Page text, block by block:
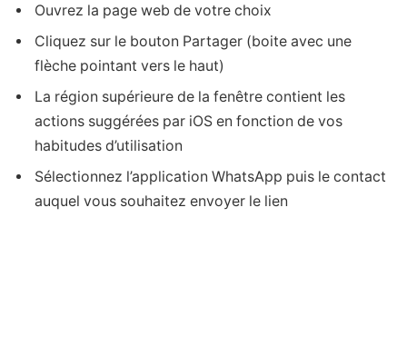
Ouvrez la page web de votre choix
Cliquez sur le bouton Partager (boite avec une
flèche pointant vers le haut)
La région supérieure de la fenêtre contient les
actions suggérées par iOS en fonction de vos
habitudes d’utilisation
Sélectionnez l’application WhatsApp puis le contact
auquel vous souhaitez envoyer le lien